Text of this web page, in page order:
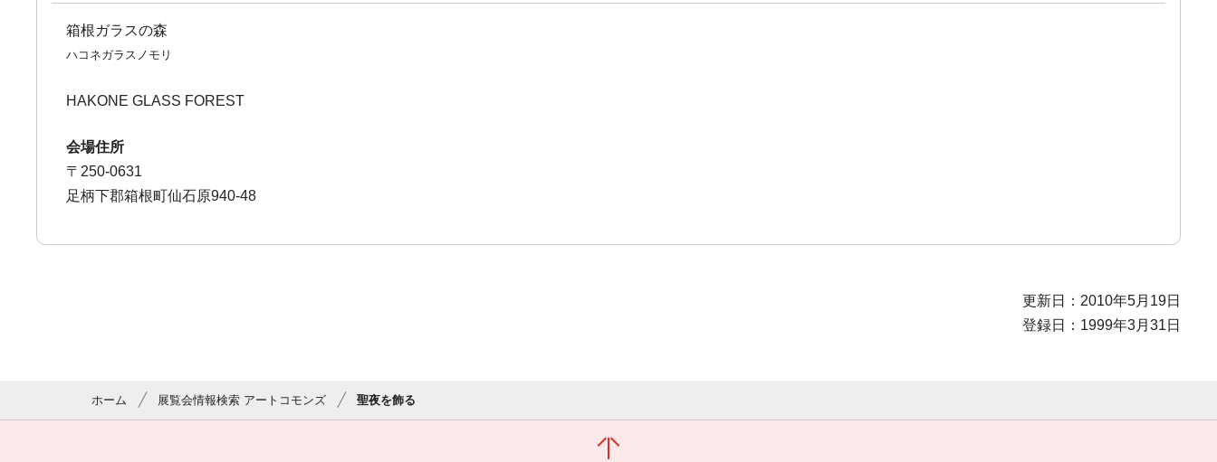
箱根ガラスの森
ハコネガラスノモリ
HAKONE GLASS FOREST
会場住所
〒250-0631
足柄下郡箱根町仙石原940-48
更新日：2010年5月19日
登録日：1999年3月31日
ホーム 展覧会情報検索 アートコモンズ 聖夜を飾る